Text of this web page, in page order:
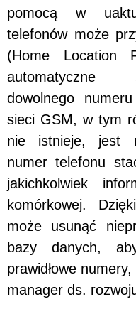
pomocą w
telefonów może
(Home Location
automatyczne
dowolnego
sieci GSM, w tym
nie istnieje, jest
numer telefonu
jakichkolwiek
komórkowej.
może usunąć
bazy danych,
prawidłowe
manager ds.